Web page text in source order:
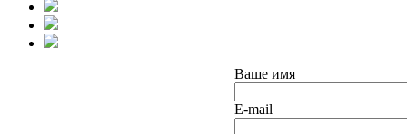
Ваше имя
E-mail